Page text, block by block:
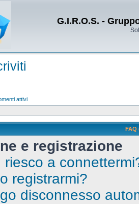
G.I.R.O.S. -
attivi
FAQ
e registrazione
riesco a
registrarmi?
disconnesso